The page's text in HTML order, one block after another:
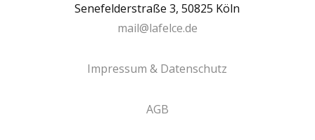
Senefelderstraße 3, 50825 Köln
mail@lafelce.de
Impressum & Datenschutz
AGB